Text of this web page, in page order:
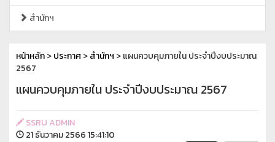
สำนักฯ
หน้าหลัก>ประกาศ>สำนักฯ > แผนควบคุมภายใน ประจำปีงบประมาณ
2567
แผนควบคุมภายใน ประจำปีงบประมาณ 2567
SSRU ADMIN
21 ธันวาคม 2566 15:41:10